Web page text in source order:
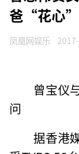
爸“花心”
凤凰网娱乐
曾宝仪
问
据香港